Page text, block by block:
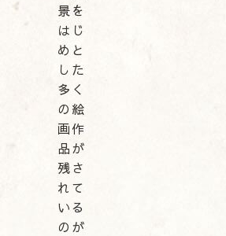
景を
はじ
めと
した
多く
の絵
画作
品が
残さ
れて
いる
のが